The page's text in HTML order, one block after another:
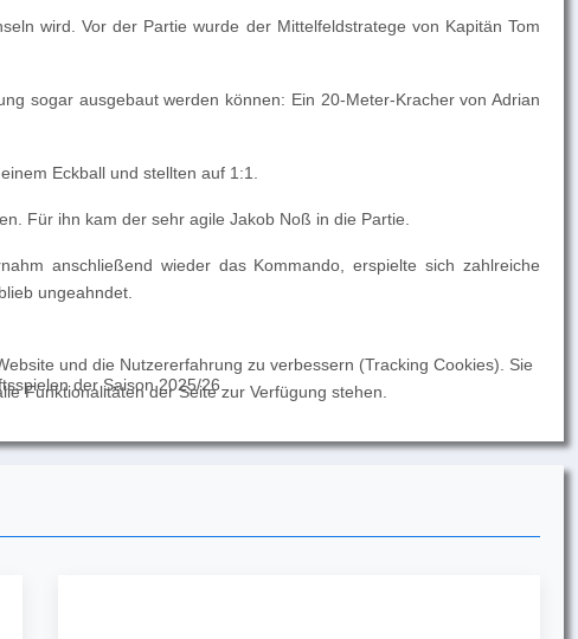
wird. Vor der Partie wurde der Mittelfeldstratege von Kapitän Tom
sogar ausgebaut werden können: Ein 20-Meter-Kracher von Adrian
Eckball und stellten auf 1:1.
Für ihn kam der sehr agile Jakob Noß in die Partie.
anschließend wieder das Kommando, erspielte sich zahlreiche
ungeahndet.
der Saison 2025/26.
und die Nutzererfahrung zu verbessern (Tracking Cookies). Sie
Funktionalitäten der Seite zur Verfügung stehen.